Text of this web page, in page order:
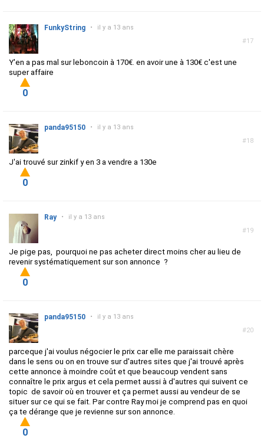
#17
FunkyString • il y a 13 ans
Y'en a pas mal sur leboncoin à 170€. en avoir une à 130€ c'est une
super affaire
0
#18
panda95150 • il y a 13 ans
J'ai trouvé sur zinkif y en 3 a vendre a 130e
0
#19
Ray • il y a 13 ans
Je pige pas, pourquoi ne pas acheter direct moins cher au lieu de
revenir systématiquement sur son annonce ?
0
#20
panda95150 • il y a 13 ans
parceque j'ai voulus négocier le prix car elle me paraissait chère
dans le sens ou on en trouve sur d'autres sites que j'ai trouvé après
cette annonce à moindre coût et que beaucoup vendent sans
connaître le prix argus et cela permet aussi à d'autres qui suivent ce
topic de savoir où en trouver et ça permet aussi au vendeur de se
situer sur ce qui se fait. Par contre Ray moi je comprend pas en quoi
ça te dérange que je revienne sur son annonce.
0